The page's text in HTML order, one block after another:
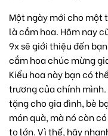
Một ngày mới cho một
là cắm hoa. Hôm nay
9x sẽ giới thiệu đến
cắm hoa chúc mừng
Kiểu hoa này bạn có
trương của chính
tặng cho gia đình, bè
món quà, mà nó còn
to lớn. Vì thế, hãy